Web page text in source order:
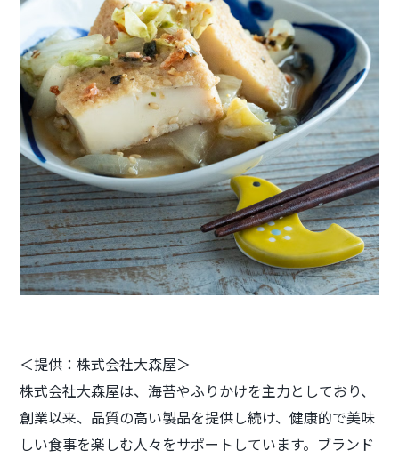
＜提供：株式会社大森屋＞
株式会社大森屋は、海苔やふりかけを主力としており、
創業以来、品質の高い製品を提供し続け、健康的で美味
しい食事を楽しむ人々をサポートしています。ブランド